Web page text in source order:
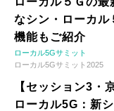
なシン・ローカ
機能もご紹介
ローカル5Gサミット
ローカル5Gサミット2025
【セッション3・
ローカル5G：新